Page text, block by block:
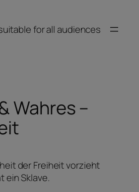
for all audiences
Wahres –
der Freiheit vorzieht
ein Sklave.